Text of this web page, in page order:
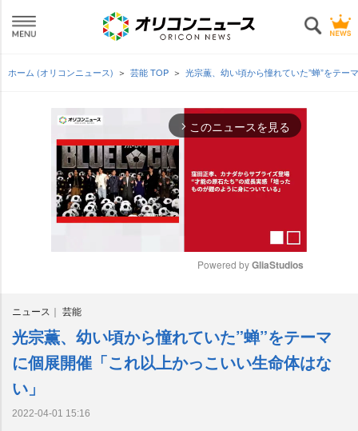
ホーム (オリコンニュース) 芸能 TOP 光宗薫、幼い頃から憧れていた”蝉”をテ
arrow_forward_ios このニュースを見る
t
e
Powered by GliaStudios
ニュース 芸能
光宗薫、幼い頃から憧れていた”蝉”をテーマ
に個展開催「これ以上かっこいい生命体はな
い」
2022-04-01 15:16